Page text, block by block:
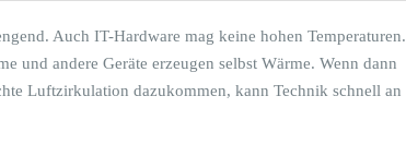
Auch IT-Hardware mag keine hohen Temperaturen.
und andere Geräte erzeugen selbst Wärme. Wenn dann
Luftzirkulation dazukommen, kann Technik schnell an